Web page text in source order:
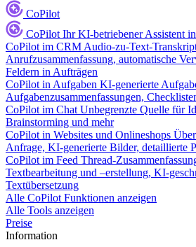
CoPilot
CoPilot Ihr KI-betriebener Assistent
CoPilot im CRM Audio-zu-Text-
Anrufzusammenfassung, automatische
Feldern in Aufträgen
CoPilot in Aufgaben KI-generierte
Aufgabenzusammenfassungen,
CoPilot im Chat Unbegrenzte Quelle für
Brainstorming und mehr
CoPilot in Websites und Onlineshops
Anfrage, KI-generierte Bilder, detaillierte
CoPilot im Feed Thread-
Textbearbeitung und –erstellung, KI-
Textübersetzung
Alle CoPilot Funktionen anzeigen
Alle Tools anzeigen
Preise
Information